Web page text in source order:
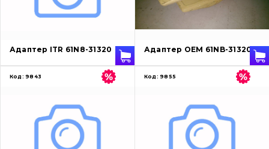
Адаптер ITR 61N8-31320 Адаптер OEM 61NB-31320
Код: 9843 Код: 9855